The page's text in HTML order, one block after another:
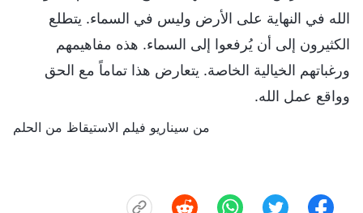
الله في النهاية على الأرض وليس في السماء. يتطلع
الكثيرون إلى أن يُرفعوا إلى السماء. هذه مفاهيمهم
ورغباتهم الخيالية الخاصة. يتعارض هذا تماماً مع الحق
وواقع عمل الله.
من سيناريو فيلم الاستيقاظ من الحلم